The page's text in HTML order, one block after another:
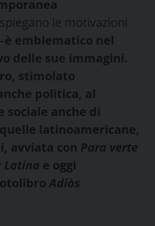
le motivazioni
è emblematico nel
delle sue immagini.
stimolato
politica, al
sociale anche di
latinoamericane,
avviata con Para verte
Latina e oggi
Adiòs